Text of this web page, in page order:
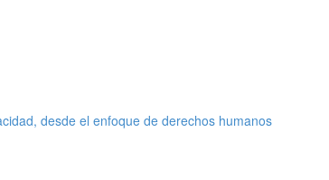
desde el enfoque de derechos humanos